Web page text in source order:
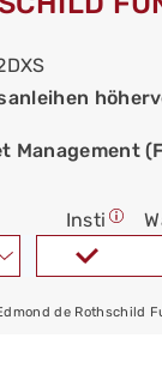
Management
Insti
de Rothschild